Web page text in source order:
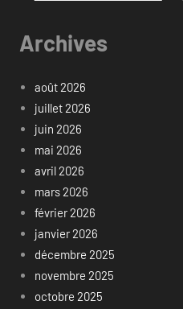
Archives
août 2026
juillet 2026
juin 2026
mai 2026
avril 2026
mars 2026
février 2026
janvier 2026
décembre 2025
novembre 2025
octobre 2025